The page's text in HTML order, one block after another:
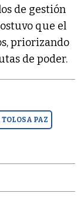
de gestión
que el
priorizando
de poder.
PAZ